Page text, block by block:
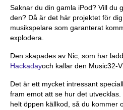
Saknar du din gamla iPod? Vill du
den? Då är det här projektet för
musikspelare som garanterat
explodera.
Den skapades av Nic, som har
Hackadayoch kallar den Music32-
Det är ett mycket intressant
fram emot att se hur det
helt öppen källkod, så du kommer